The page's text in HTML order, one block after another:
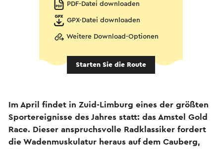
PDF-Datei downloaden
GPX-Datei downloaden
Weitere Download-Optionen
Starten Sie die Route
Im April findet in Zuid-Limburg eines der größten
Sportereignisse des Jahres statt: das Amstel Gold
Race. Dieser anspruchsvolle Radklassiker fordert
die Wadenmuskulatur heraus auf dem Cauberg,